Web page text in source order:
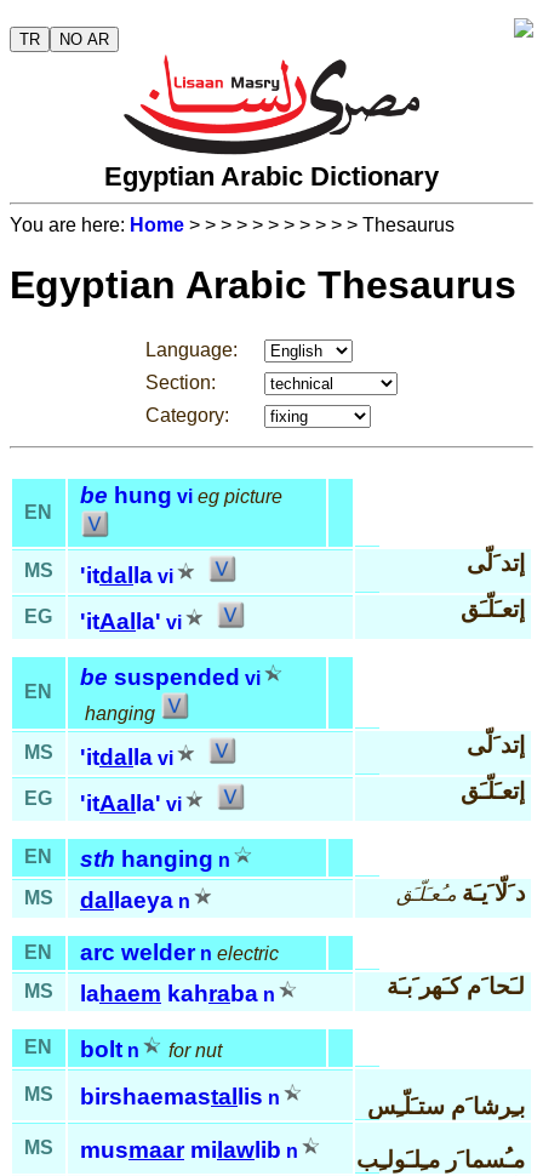
TR NO AR
Egyptian Arabic Dictionary
You are here: Home > > > > > > > > > > > Thesaurus
Egyptian Arabic Thesaurus
Language:
Section:
Category:
EN
be hung vi eg picture
MS 'itdal la vi
إتد َلّى
EG 'itAal la' vi
إتعـَلّـَق
EN
be suspended vi
hanging
MS
'itdal la vi
إتد َلّى
EG 'itAal la' vi
إتعـَلّـَق
EN sth hanging n
MS
dal laeya n د َلّا َيـَة مـُعـَلّـَق
EN arc welder n electric
MS
lahaem kahraba n لـَحا َم كـَهر َبـَة
EN bolt n for nut
MS birshaemastal lis n بـِرشا َم ستـَلّـِس
MS musmaarmi law lib n مـُسما َر مـِلـَولـِب